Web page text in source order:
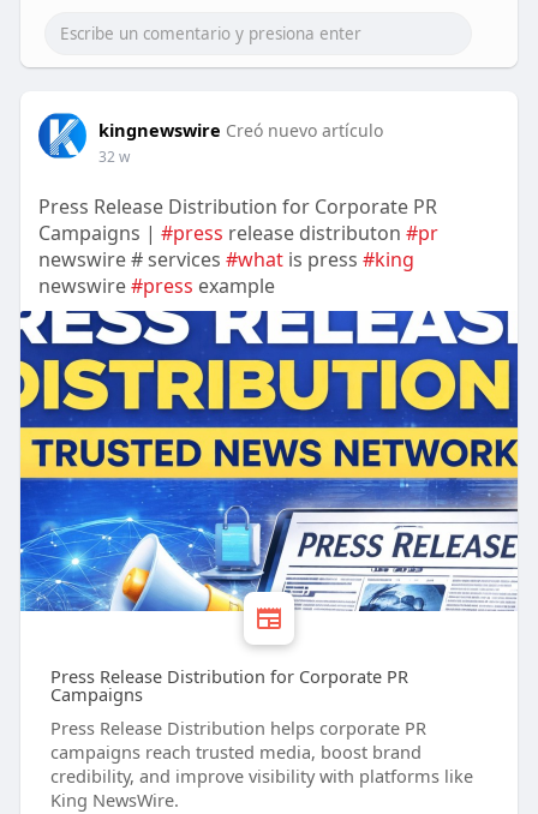
kingnewswire Creó nuevo artículo
32 w
Press Release Distribution for Corporate PR
Campaigns | #press release distributon #pr
newswire # services #whatis press #king
newswire#press example
Press Release Distribution for Corporate PR
Campaigns
Press Release Distribution helps corporate PR
campaigns reach trusted media, boost brand
credibility, and improve visibility with platforms like
King NewsWire.